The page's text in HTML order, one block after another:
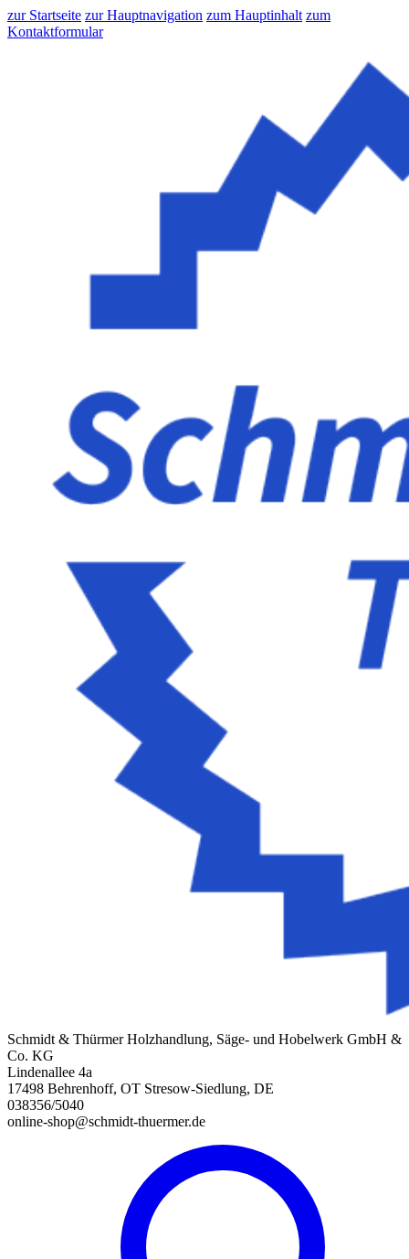
zur Startseite zur Hauptnavigation zum Hauptinhalt zum
Kontaktformular
Schmidt & Thürmer Holzhandlung, Säge- und Hobelwerk GmbH &
Co. KG
Lindenallee 4a
17498 Behrenhoff, OT Stresow-Siedlung, DE
038356/5040
online-shop@schmidt-thuermer.de